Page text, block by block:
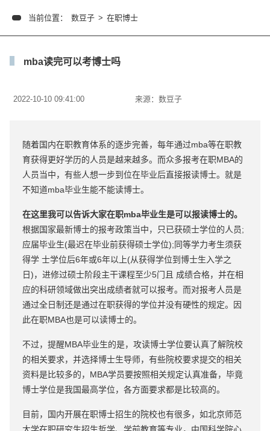
当前位置： 数豆子 > 在职博士
mba读完可以考博士吗
2022-10-10 09:41:00 来源： 数豆子
随着国内在职教育体系的逐步完善，每年通过mba等在职教
育获得更好学历的人员是越来越多。而众多报考在职MBA的
人员当中，有些人想一步到位在毕业后直接报读博士。就是
不知道mba毕业生能不能读博士。
在这里我可以告诉大家在职mba毕业生是可以报读博士的。
根据国家最新博士的报考政策当中，只已获硕士学位的人员;
应届毕业生(最迟在毕业前获得硕士学位);同等学力考生须获
得学 士学位后6年或6年以上(从获得学位到博士生入学之
日)，进修过硕士阶段主干课程至少5门且 成绩合格，并在相
应的科研领域做出突出成绩者就可以报考。而对报考人员是
通过全日制还是通过在职获得的学位并没有硬性的规定。因
此在职MBA也是可以读博士的。
不过，提醒MBA毕业生的是，攻读博士学位要认真了解院校
的相关要求，并选择博士生导师，有些院校要求提交的相关
资料是比较多的，MBA学员要按照相关规定认真准备，毕竟
博士学位是我国最高学位，各方面要求都是比较高的。
目前，国内开展在职博士招生的院校也有很多，如北京师范